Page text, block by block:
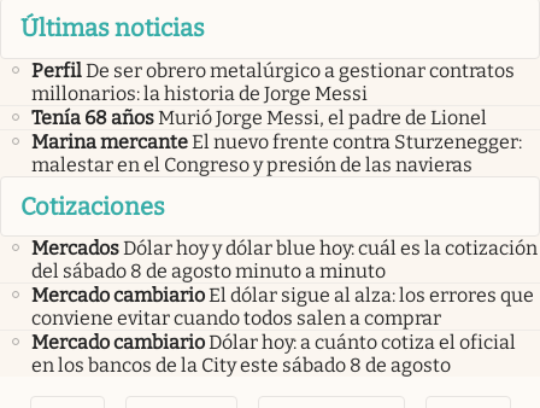
Últimas noticias
PerfilDe ser obrero metalúrgico a gestionar contratos
millonarios: la historia de Jorge Messi
Tenía 68 añosMurió Jorge Messi, el padre de Lionel
Marina mercanteEl nuevo frente contra Sturzenegger:
malestar en el Congreso y presión de las navieras
Cotizaciones
MercadosDólar hoy y dólar blue hoy: cuál es la cotización
del sábado 8 de agosto minuto a minuto
Mercado cambiarioEl dólar sigue al alza: los errores que
conviene evitar cuando todos salen a comprar
Mercado cambiarioDólar hoy: a cuánto cotiza el oficial
en los bancos de la City este sábado 8 de agosto